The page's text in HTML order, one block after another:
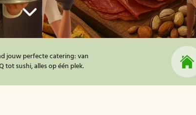
jouw perfecte catering: van
tot sushi, alles op één plek.